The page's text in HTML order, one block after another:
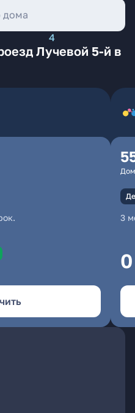
4
Лучевой 5-й в
3
0